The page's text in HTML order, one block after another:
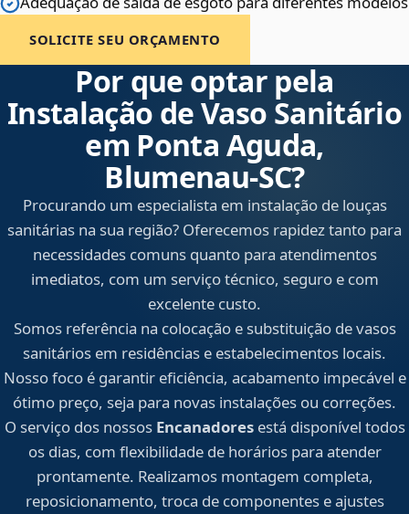
SOLICITE SEU ORÇAMENTO
Por que optar pela
Instalação de Vaso Sanitário
em Ponta Aguda,
Blumenau‑SC?
Procurando um especialista em instalação de louças
sanitárias na sua região? Oferecemos rapidez tanto para
necessidades comuns quanto para atendimentos
imediatos, com um serviço técnico, seguro e com
excelente custo.
Somos referência na colocação e substituição de vasos
sanitários em residências e estabelecimentos locais.
Nosso foco é garantir eficiência, acabamento impecável e
ótimo preço, seja para novas instalações ou correções.
O serviço dos nossos Encanadoresestá disponível todos
os dias, com flexibilidade de horários para atender
prontamente. Realizamos montagem completa,
reposicionamento, troca de componentes e ajustes